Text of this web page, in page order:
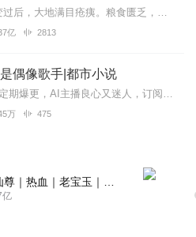
啦，龙王和合租女主的事情，先是
要是搞笑修仙女主和龙王的一系列
【内容简介】灾变过后，大地满目疮痍。粮食匮乏，资源紧俏，局势混乱……一位从待规划区杀出来的青年，背对着漫天黄沙，孤身来到九区谋生，却不曾想偶然结识三五好友，一念...
亿 2813
偶像歌手|都市小说
稳定日更5集，不定期爆更，AI主播良心又迷人，订阅追更不迷路！【内容简介】【偏故事剧情】穿越平行世界的顾知南成为了一个网络小说作者。美女房东竟是落魄...
万 475
亿